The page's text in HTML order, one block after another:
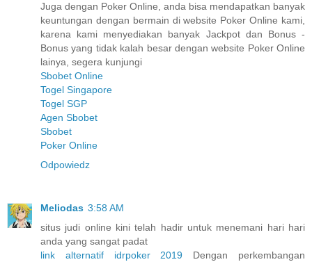
Juga dengan Poker Online, anda bisa mendapatkan banyak
keuntungan dengan bermain di website Poker Online kami,
karena kami menyediakan banyak Jackpot dan Bonus -
Bonus yang tidak kalah besar dengan website Poker Online
lainya, segera kunjungi
Sbobet Online
Togel Singapore
Togel SGP
Agen Sbobet
Sbobet
Poker Online
Odpowiedz
Meliodas 3:58 AM
situs judi online kini telah hadir untuk menemani hari hari
anda yang sangat padat
link alternatif idrpoker 2019 Dengan perkembangan